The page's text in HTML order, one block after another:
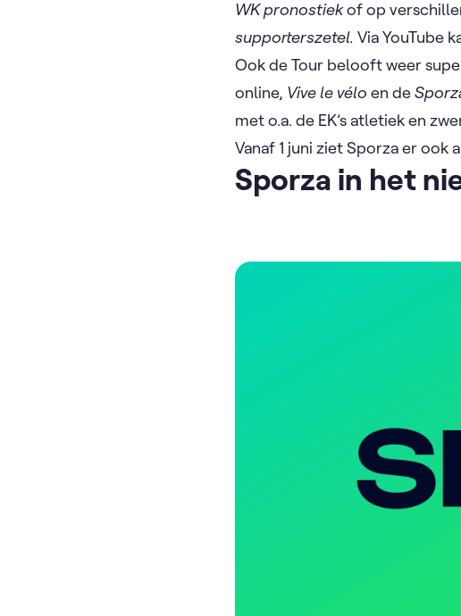
WK pronostiekof op
supporterszetel. Via YouTube
Ook de Tour belooft weer
online, Vive le vélo en de
met o.a. de EK’s atletiek en
Vanaf 1 juni ziet Sporza er ook
Sporza in het